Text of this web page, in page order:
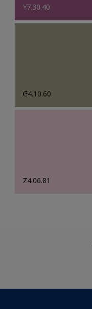
Y7.30.40
G4.10.60
Z4.06.81